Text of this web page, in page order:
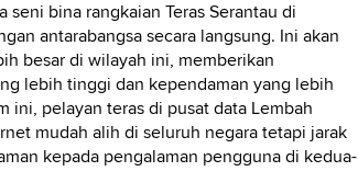
bina rangkaian Teras Serantau di
antarabangsa secara langsung. Ini akan
besar di wilayah ini, memberikan
lebih tinggi dan kependaman yang lebih
ini, pelayan teras di pusat data Lembah
mudah alih di seluruh negara tetapi jarak
kepada pengalaman pengguna di kedua-